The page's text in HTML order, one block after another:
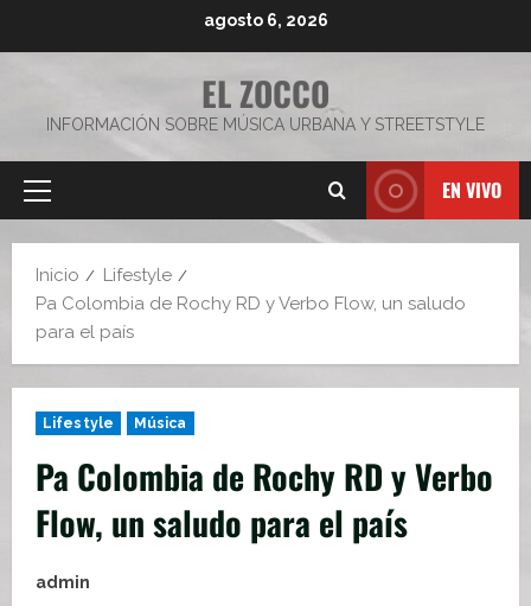
agosto 6, 2026
EL ZOCCO
INFORMACIÓN SOBRE MÚSICA URBANA Y STREETSTYLE
Menú
EN VIVO
Inicio
Lifestyle
Pa Colombia de Rochy RD y Verbo Flow, un saludo
para el país
Lifestyle Música
Pa Colombia de Rochy RD y Verbo
Flow, un saludo para el país
admin